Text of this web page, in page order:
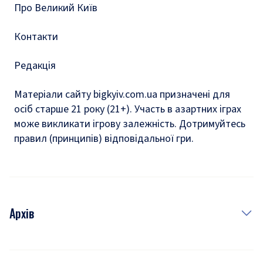
Про Великий Київ
Контакти
Редакція
Матеріали сайту bigkyiv.com.ua призначені для
осіб старше 21 року (21+). Участь в азартних іграх
може викликати ігрову залежність. Дотримуйтесь
правил (принципів) відповідальної гри.
Архів